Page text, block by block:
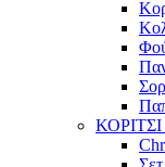
ΚΟΡΙΤΣΙ